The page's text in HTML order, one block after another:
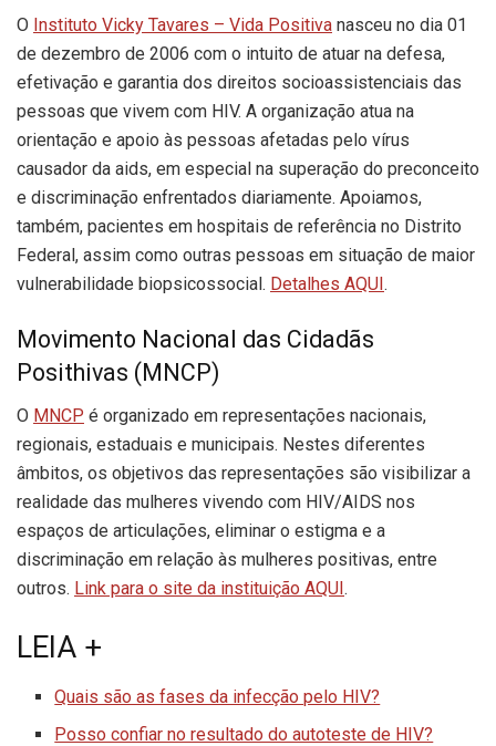
O Instituto Vicky Tavares – Vida Positiva nasceu no dia 01
de dezembro de 2006 com o intuito de atuar na defesa,
efetivação e garantia dos direitos socioassistenciais das
pessoas que vivem com HIV. A organização atua na
orientação e apoio às pessoas afetadas pelo vírus
causador da aids, em especial na superação do preconceito
e discriminação enfrentados diariamente. Apoiamos,
também, pacientes em hospitais de referência no Distrito
Federal, assim como outras pessoas em situação de maior
vulnerabilidade biopsicossocial. Detalhes AQUI .
Movimento Nacional das Cidadãs
Posithivas (MNCP)
O MNCP é organizado em representações nacionais,
regionais, estaduais e municipais. Nestes diferentes
âmbitos, os objetivos das representações são visibilizar a
realidade das mulheres vivendo com HIV/AIDS nos
espaços de articulações, eliminar o estigma e a
discriminação em relação às mulheres positivas, entre
outros. Link para o site da instituição AQUI.
LEIA +
Quais são as fases da infecção pelo HIV?
Posso confiar no resultado do autoteste de HIV?